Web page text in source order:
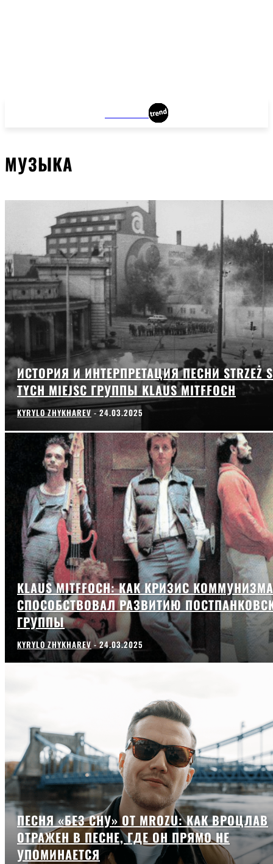
МУЗЫКА
ИСТОРИЯ И ИНТЕРПРЕТАЦИЯ ПЕСНИ STRZEŻ
TYCH MIEJSC ГРУППЫ KLAUS MITFFOCH
KYRYLO ZHYKHAREV - 24.03.2025
KLAUS MITFFOCH: КАК КРИЗИС КОММУНИЗМА
СПОСОБСТВОВАЛ РАЗВИТИЮ
ГРУППЫ
KYRYLO ZHYKHAREV - 24.03.2025
ПЕСНЯ «БЕЗ СНУ» ОТ MROZU: КАК ВРОЦЛАВ
ОТРАЖЕН В ПЕСНЕ, ГДЕ ОН ПРЯМО НЕ
УПОМИНАЕТСЯ